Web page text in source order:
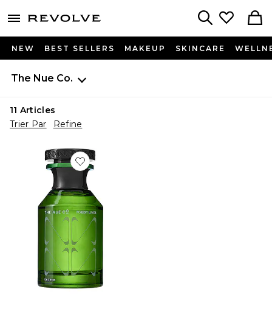
menu - shows more content
NEW BEST SELLERS MAKEUP SKINCARE
The Nue Co.
11 Articles
Trier Par
Refine
Favorite PARFUM FOREST LUNGS